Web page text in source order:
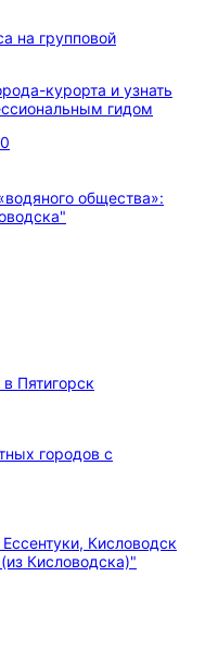
на групповой
курорта и узнать
гидом
Пятигорск
городов с